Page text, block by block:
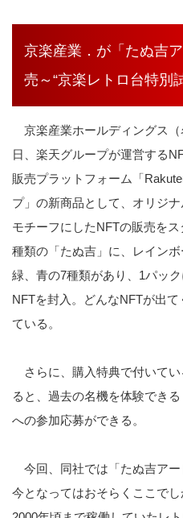
京楽産業．が「たぬ吉
売～“京楽レトロ台特別
京楽産業ホールディングス（
日、楽天グループが運営する
販売プラットフォーム「
プ」の新商品として、オリジ
モチーフにしたNFTの販売をス
種類の「たぬ吉」に、レインボ
緑、青の7種類があり、 1パッ
NFTを封入。どんなNFTが出て
ている。
さらに、購入特典で付いて
ると、過去の名機を体験でき
への参加応募ができる。
今回、同社では「たぬ吉アー
今となってはおそらくここでし